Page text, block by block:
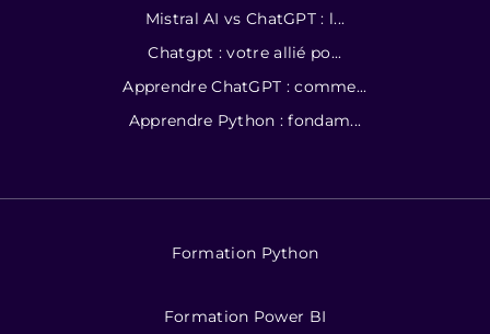
Mistral AI vs ChatGPT : l...
Chatgpt : votre allié po...
Apprendre ChatGPT : comme...
Apprendre Python : fondam...
Formation Python
Formation Power BI